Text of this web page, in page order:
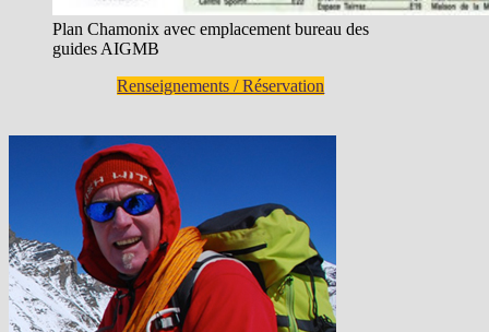
Plan Chamonix avec emplacement bureau des
guides AIGMB
Renseignements / Réservation